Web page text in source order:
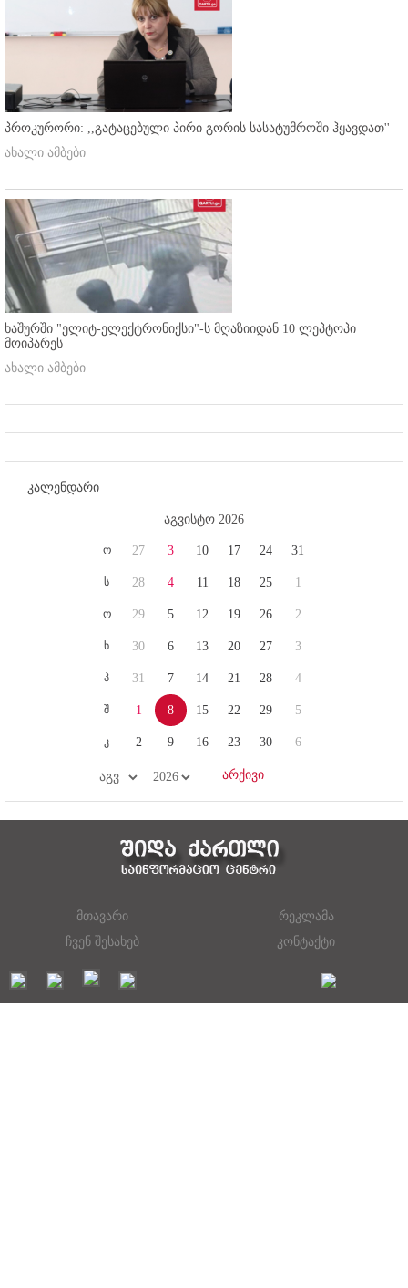
პროკურორი: ,,გატაცებული პირი გორის სასატუმროში ჰყავდათ''
ახალი ამბები
ხაშურში "ელიტ-ელექტრონიქსი"-ს მღაზიიდან 10 ლეპტოპი
მოიპარეს
ახალი ამბები
კალენდარი
აგვისტო 2026
ო
ს
ო
ხ
პ
შ
კ
27
28
29
30
31
1
2
3
4
5
6
7
8
9
10
11
12
13
14
15
16
17
18
19
20
21
22
23
24
25
26
27
28
29
30
31
1
2
3
4
5
6
მთავარი
რეკლამა
ჩვენ შესახებ
კონტაქტი